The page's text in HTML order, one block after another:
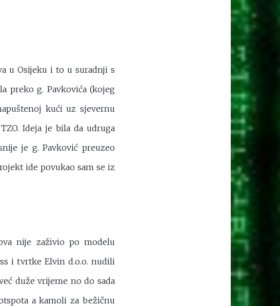
u Osijeku i to u suradnji s
preko g. Pavkovića (kojeg
kući uz sjevernu
Ideja je bila da udruga
je g. Pavković preuzeo
ide povukao sam se iz
nije zaživio po modelu
i tvrtke Elvin d.o.o. nudili
duže vrijeme no do sada
a kamoli za bežičnu